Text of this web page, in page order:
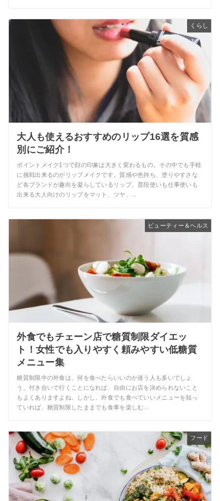
くらし
大人も使えるおすすめのリップ16選を質感
別にご紹介！
ポイントメイク1つで顔の印象は大きく変わるもの。その中でも手軽
に挑戦出来るのがリップメイクです。質感や色持ち、塗りやすさな
ど各ブランドが趣向を凝らしているリップ。普段使いも仕事使いも
出来る大人向けのリップをマット、ツヤ、...
ビューティー＆ヘルス
外食でもチェーン店で糖質制限ダイエッ
ト！女性でも入りやすく頼みやすい低糖質
メニュー集
糖質制限中の外食は、何を食べたらいいのか迷う人も多いでしょ
う。付き合いで行くことになれば、自由にお店を決められないこと
もよくありますよね。しかし、外食でも食べていいメニューを知っ
ていれば、糖質制限したままでも食事を楽しむ...
フード